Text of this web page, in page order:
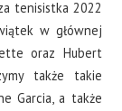
tenisistka 2022
w głównej
oraz Hubert
także takie
Garcia, a także